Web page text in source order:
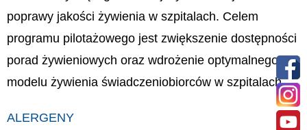
poprawy jakości żywienia w szpitalach. Celem
programu pilotażowego jest zwiększenie dostępności
porad żywieniowych oraz wdrożenie optymalnego
modelu żywienia świadczeniobiorców w szpitalach.
ALERGENY